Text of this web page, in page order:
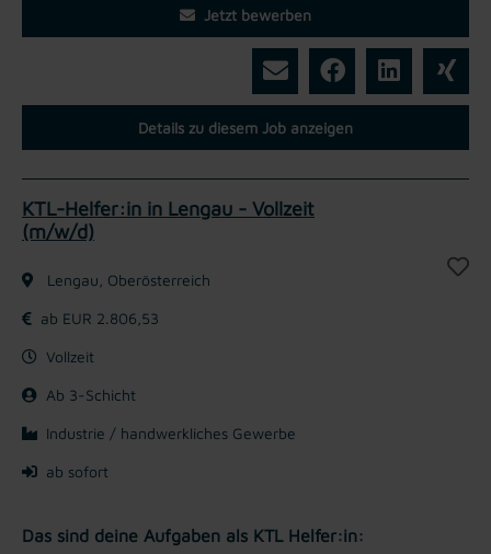
Jetzt bewerben
Details zu diesem Job anzeigen
KTL-Helfer:in in Lengau - Vollzeit
(m/w/d)
Lengau, Oberösterreich
ab EUR 2.806,53
Vollzeit
Ab 3-Schicht
Industrie / handwerkliches Gewerbe
ab sofort
Das sind deine Aufgaben als KTL Helfer:in: